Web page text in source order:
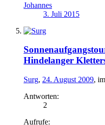
Johannes
3. Juli 2015
Hindelanger
Surg, 24. August 2009,
Antworten:
2
Aufrufe: